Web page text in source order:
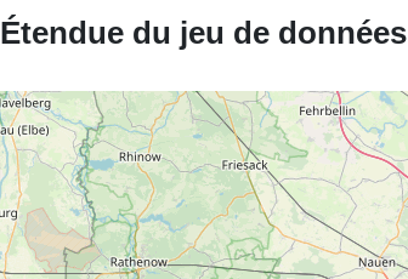
Étendue du jeu de données